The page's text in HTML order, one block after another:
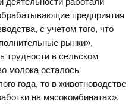
предприятия
с учетом того, что
рынки»,
трудности в сельском
молока осталось
года, то в животноводстве
на мясокомбинатах».